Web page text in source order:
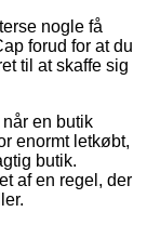
nogle få
forud for at du
til at skaffe sig
en butik
enormt letkøbt,
butik.
af en regel, der